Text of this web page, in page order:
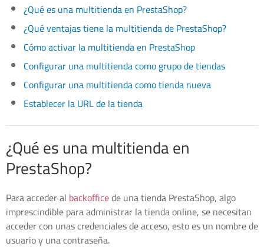
¿Qué es una multitienda en PrestaShop?
¿Qué ventajas tiene la multitienda de PrestaShop?
Cómo activar la multitienda en PrestaShop
Configurar una multitienda como grupo de tiendas
Configurar una multitienda como tienda nueva
Establecer la URL de la tienda
¿Qué es una multitienda en
PrestaShop?
Para acceder al backofficede una tienda PrestaShop, algo
imprescindible para administrar la tienda online, se necesitan
acceder con unas credenciales de acceso, esto es un nombre de
usuario y una contraseña.